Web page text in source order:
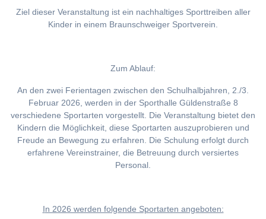
Ziel dieser Veranstaltung ist ein nachhaltiges Sporttreiben aller
Kinder in einem Braunschweiger Sportverein.
Zum Ablauf:
An den zwei Ferientagen zwischen den Schulhalbjahren, 2./3.
Februar 2026, werden in der Sporthalle Güldenstraße 8
verschiedene Sportarten vorgestellt. Die Veranstaltung bietet den
Kindern die Möglichkeit, diese Sportarten auszuprobieren und
Freude an Bewegung zu erfahren. Die Schulung erfolgt durch
erfahrene Vereinstrainer, die Betreuung durch versiertes
Personal.
In 2026 werden folgende Sportarten angeboten: